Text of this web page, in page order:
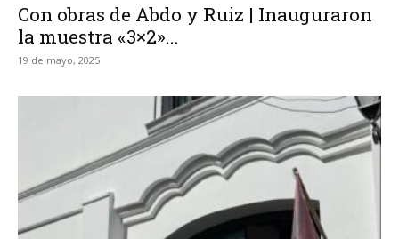
Con obras de Abdo y Ruiz | Inauguraron
la muestra «3×2»...
19 de mayo, 2025